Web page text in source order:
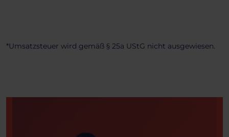
*Umsatzsteuer wird gemäß § 25a UStG nicht ausgewiesen.